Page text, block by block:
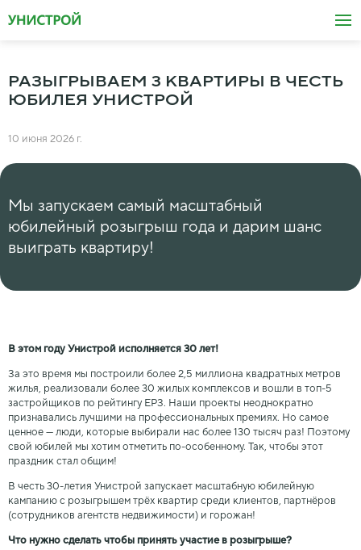
РАЗЫГРЫВАЕМ 3 КВАРТИРЫ В ЧЕСТЬ
ЮБИЛЕЯ УНИСТРОЙ
10 июня 2026 г.
Мы запускаем самый масштабный
юбилейный розыгрыш года и дарим шанс
выиграть квартиру!
В этом году Унистрой исполняется 30 лет!
За это время мы построили более 2,5 миллиона квадратных метров
жилья, реализовали более 30 жилых комплексов и вошли в топ-5
застройщиков по рейтингу ЕРЗ. Наши проекты неоднократно
признавались лучшими на профессиональных премиях. Но самое
ценное — люди, которые выбирали нас более 130 тысяч раз! Поэтому
свой юбилей мы хотим отметить по-особенному. Так, чтобы этот
праздник стал общим!
В честь 30-летия Унистрой запускает масштабную юбилейную
кампанию с розыгрышем трёх квартир среди клиентов, партнёров
(сотрудников агентств недвижимости) и горожан!
Что нужно сделать чтобы принять участие в розыгрыше?